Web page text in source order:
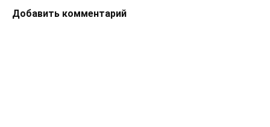
Добавить комментарий